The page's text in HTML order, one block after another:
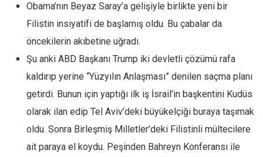
Obama’nın Beyaz Saray’a gelişiyle birlikte yeni bir
Filistin insiyatifi de başlamış oldu. Bu çabalar da
öncekilerin akıbetine uğradı.
Şu anki ABD Başkanı Trump iki devletli çözümü rafa
kaldırıp yerine “Yüzyılın Anlaşması” denilen saçma planı
getirdi. Bunun için yaptığı ilk iş İsrail’in başkentini Kudüs
olarak ilan edip Tel Aviv’deki büyükelçiği buraya taşımak
oldu. Sonra Birleşmiş Milletler’deki Filistinli mültecilere
ait paraya el koydu. Peşinden Bahreyn Konferansı ile